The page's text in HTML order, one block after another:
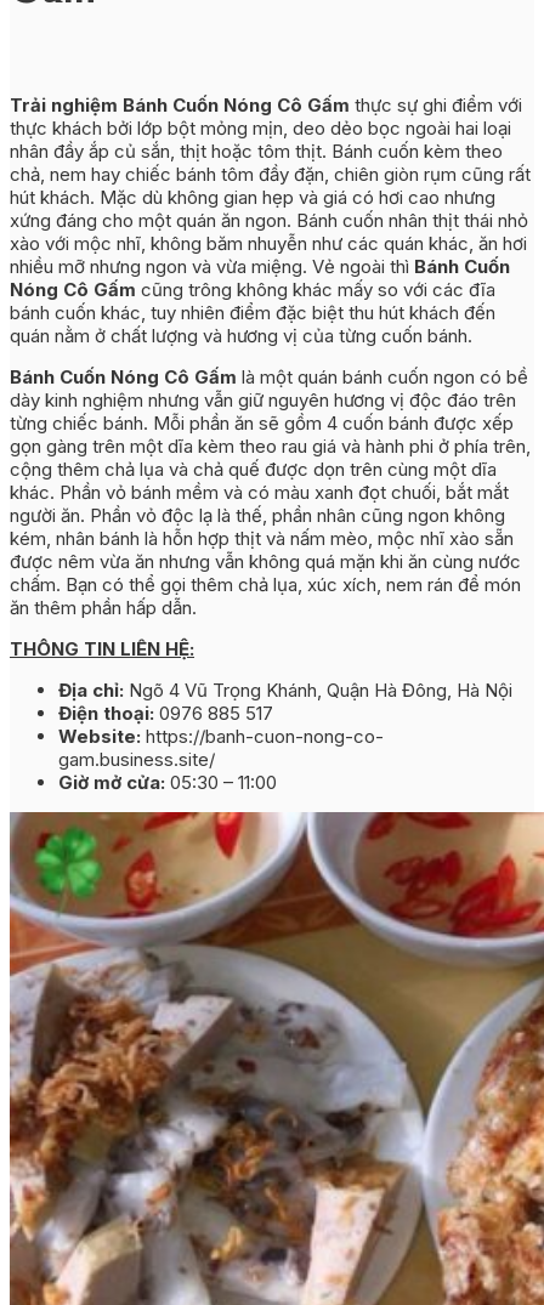
Trải nghiệm Bánh Cuốn Nóng Cô Gấm thực sự ghi điểm với
thực khách bởi lớp bột mỏng mịn, deo dẻo bọc ngoài hai loại
nhân đầy ắp củ sắn, thịt hoặc tôm thịt. Bánh cuốn kèm theo
chả, nem hay chiếc bánh tôm đầy đặn, chiên giòn rụm cũng rất
hút khách. Mặc dù không gian hẹp và giá có hơi cao nhưng
xứng đáng cho một quán ăn ngon. Bánh cuốn nhân thịt thái nhỏ
xào với mộc nhĩ, không băm nhuyễn như các quán khác, ăn hơi
nhiều mỡ nhưng ngon và vừa miệng. Vẻ ngoài thì Bánh Cuốn
Nóng Cô Gấm cũng trông không khác mấy so với các đĩa
bánh cuốn khác, tuy nhiên điểm đặc biệt thu hút khách đến
quán nằm ở chất lượng và hương vị của từng cuốn bánh.
Bánh Cuốn Nóng Cô Gấm là một quán bánh cuốn ngon có bề
dày kinh nghiệm nhưng vẫn giữ nguyên hương vị độc đáo trên
từng chiếc bánh. Mỗi phần ăn sẽ gồm 4 cuốn bánh được xếp
gọn gàng trên một dĩa kèm theo rau giá và hành phi ở phía trên,
cộng thêm chả lụa và chả quế được dọn trên cùng một dĩa
khác. Phần vỏ bánh mềm và có màu xanh đọt chuối, bắt mắt
người ăn. Phần vỏ độc lạ là thế, phần nhân cũng ngon không
kém, nhân bánh là hỗn hợp thịt và nấm mèo, mộc nhĩ xào sẵn
được nêm vừa ăn nhưng vẫn không quá mặn khi ăn cùng nước
chấm. Bạn có thể gọi thêm chả lụa, xúc xích, nem rán để món
ăn thêm phần hấp dẫn.
THÔNG TIN LIÊN HỆ:
Địa chỉ: Ngõ 4 Vũ Trọng Khánh, Quận Hà Đông, Hà Nội
Điện thoại: 0976 885 517
Website: https://banh-cuon-nong-co-
gam.business.site/
Giờ mở cửa: 05:30 – 11:00